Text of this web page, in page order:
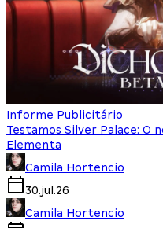
Informe Publicitário
Testamos Silver Palace: O
Elementa
Camila Hortencio
30.jul.26
Camila Hortencio